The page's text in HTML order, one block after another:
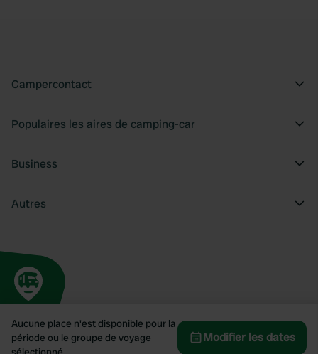
Aucune place n'est disponible pour la
période ou le groupe de voyage
Modifier les dates
Campercontact
Populaires les aires de camping-car
Business
Autres